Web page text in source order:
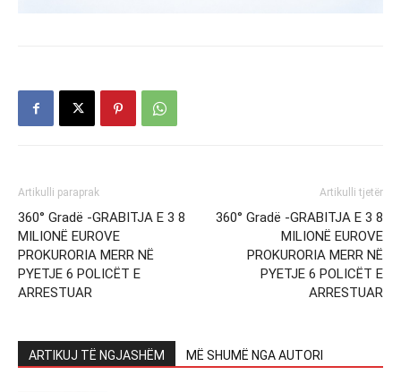
Artikulli paraprak
360° Gradë -GRABITJA E 3 8
MILIONË EUROVE
PROKURORIA MERR NË
PYETJE 6 POLICËT E
ARRESTUAR
Artikulli tjetër
360° Gradë -GRABITJA E 3 8
MILIONË EUROVE
PROKURORIA MERR NË
PYETJE 6 POLICËT E
ARRESTUAR
ARTIKUJ TË NGJASHËM MË SHUMË NGA AUTORI